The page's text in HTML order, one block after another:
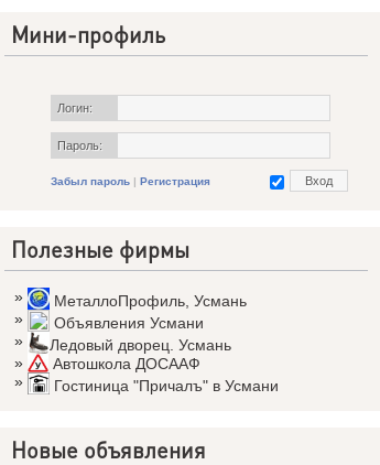
Мини-профиль
Логин:
Пароль:
Забыл пароль | Регистрация
Полезные фирмы
» МеталлоПрофиль Усмань
»
Объявления Усмани
»
Ледовый дворец. Усмань
»
Автошкола ДОСААФ
»
Гостиница "Причалъ" в Усмани
Новые объявления